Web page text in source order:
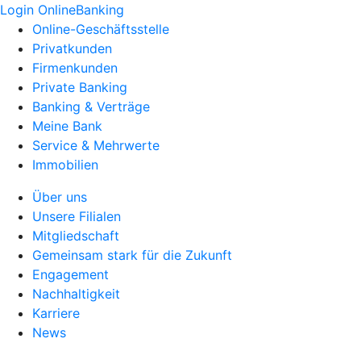
Login OnlineBanking
Online-Geschäftsstelle
Privatkunden
Firmenkunden
Private Banking
Banking & Verträge
Meine Bank
Service & Mehrwerte
Immobilien
Über uns
Unsere Filialen
Mitgliedschaft
Gemeinsam stark für die Zukunft
Engagement
Nachhaltigkeit
Karriere
News